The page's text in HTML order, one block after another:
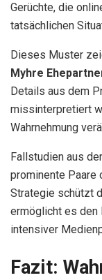
Gerüchte, die
tatsächlichen
Dieses Muster
Myhre
Details aus dem
missinterpretiert
Wahrnehmung
Fallstudien aus
prominente
Strategie schützt
ermöglicht es den
intensiver
Fazit: